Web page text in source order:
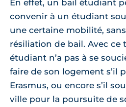
En effet, un bail étudiant
convenir à un étudiant
une certaine mobilité,
résiliation de bail. Avec ce
étudiant n’a pas à se
faire de son logement s’il
Erasmus, ou encore s’il
ville pour la poursuite de